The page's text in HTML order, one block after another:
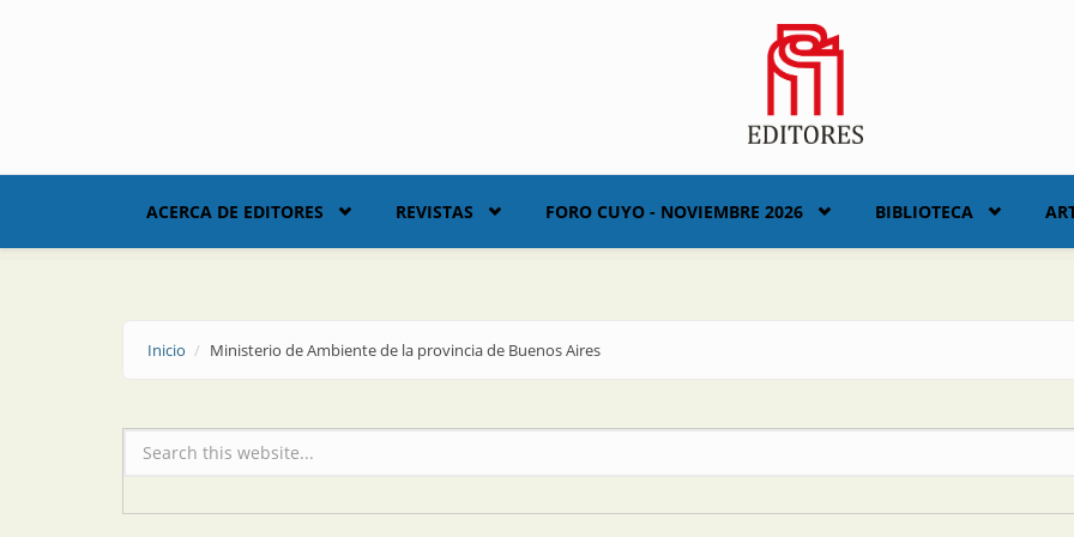
ACERCA DE EDITORES REVISTAS FORO CUYO - NOVIEMBRE 2026 BIBLIOTECA
Inicio Ministerio de Ambiente de la provincia de Buenos Aires
Formulario de búsqueda